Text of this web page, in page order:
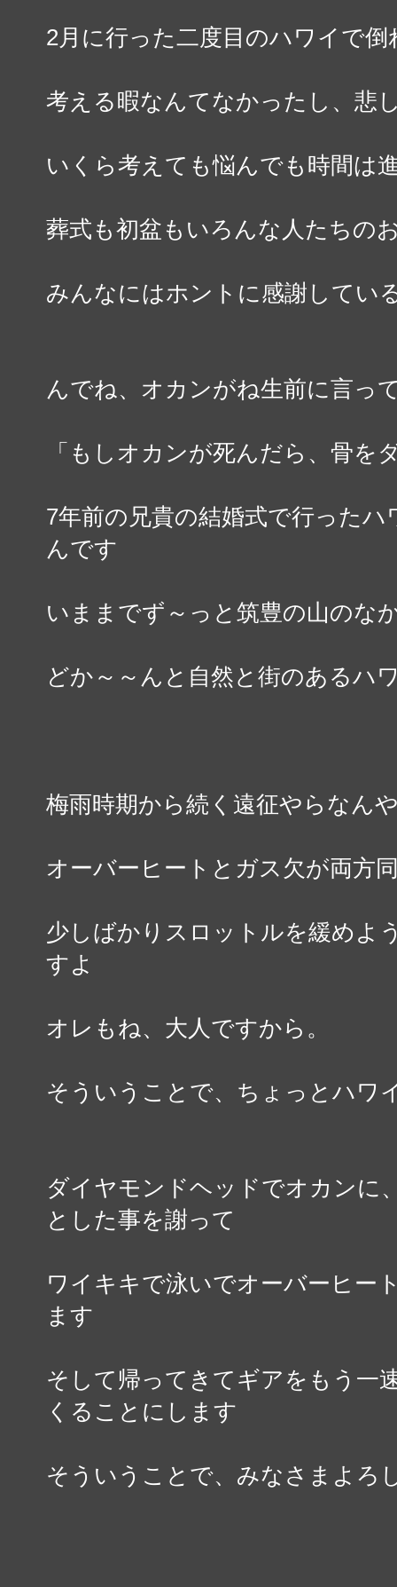
2月に行った二度目のハワイで
考える暇なんてなかったし、悲
いくら考えても悩んでも時間は
葬式も初盆もいろんな人たちの
みんなにはホントに感謝してい
んでね、オカンがね生前に言っ
「もしオカンが死んだら、骨
7年前の兄貴の結婚式で行った
んです
いままでず～っと筑豊の山のな
どか～～んと自然と街のあるハ
梅雨時期から続く遠征やらなん
オーバーヒートとガス欠が両方
少しばかりスロットルを緩めよ
すよ
オレもね、大人ですから。
そういうことで、ちょっとハワ
ダイヤモンドヘッドでオカンに
とした事を謝って
ワイキキで泳いでオーバーヒー
ます
そして帰ってきてギアをもう一
くることにします
そういうことで、みなさまよろ